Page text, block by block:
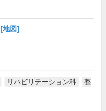
[地図]
リハビリテーション科
整